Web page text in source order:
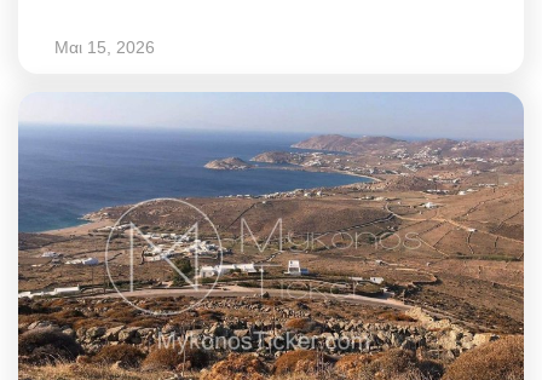
Μαι 15, 2026